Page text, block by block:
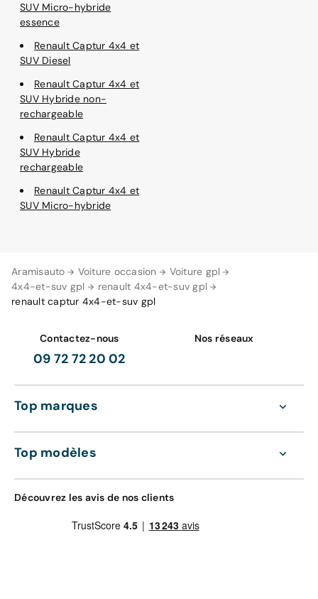
Aramisauto Voiture occasion
Voiture gpl
4x4-et-suv gpl
renault 4x4-et-suv gpl
renault captur 4x4-et-suv gpl
SUV Micro-hybride
essence
Renault Captur 4x4 et
SUV Diesel
Renault Captur 4x4 et
SUV Hybride non-
rechargeable
Renault Captur 4x4 et
SUV Hybride
rechargeable
Renault Captur 4x4 et
SUV Micro-hybride
Contactez-nous
09 72 72 20 02
Nos réseaux
Top marques
Top modèles
Découvrez les avis de nos clients